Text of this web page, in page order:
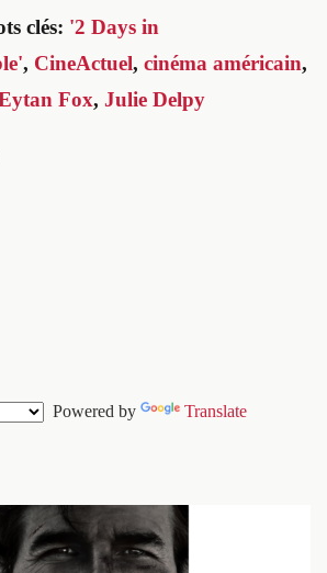
clés: '2 Days in
, CineActuel, cinéma américain,
Fox, Julie Delpy
Powered by Translate